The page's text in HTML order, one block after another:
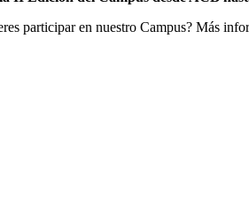
participar en nuestro Campus? Más